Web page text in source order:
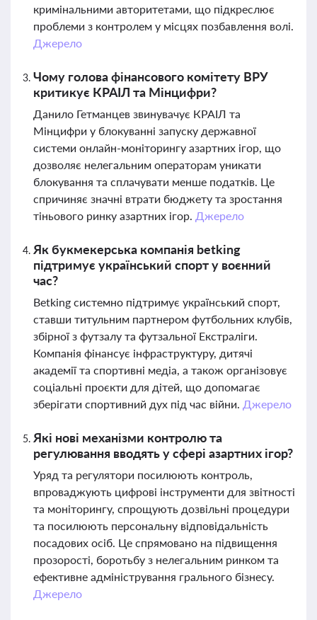
кримінальними авторитетами, що підкреслює
проблеми з контролем у місцях позбавлення волі.
Джерело
Чому голова фінансового комітету ВРУ
критикує КРАІЛ та Мінцифри?
Данило Гетманцев звинувачує КРАІЛ та
Мінцифри у блокуванні запуску державної
системи онлайн-моніторингу азартних ігор, що
дозволяє нелегальним операторам уникати
блокування та сплачувати менше податків. Це
спричиняє значні втрати бюджету та зростання
тіньового ринку азартних ігор. Джерело
Як букмекерська компанія betking
підтримує український спорт у воєнний
час?
Betking системно підтримує український спорт,
ставши титульним партнером футбольних клубів,
збірної з футзалу та футзальної Екстраліги.
Компанія фінансує інфраструктуру, дитячі
академії та спортивні медіа, а також організовує
соціальні проєкти для дітей, що допомагає
зберігати спортивний дух під час війни. Джерело
Які нові механізми контролю та
регулювання вводять у сфері азартних ігор?
Уряд та регулятори посилюють контроль,
впроваджують цифрові інструменти для звітності
та моніторингу, спрощують дозвільні процедури
та посилюють персональну відповідальність
посадових осіб. Це спрямовано на підвищення
прозорості, боротьбу з нелегальним ринком та
ефективне адміністрування грального бізнесу.
Джерело